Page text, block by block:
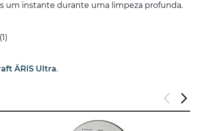
um instante durante uma limpeza profunda.
ÄRiS Ultra.